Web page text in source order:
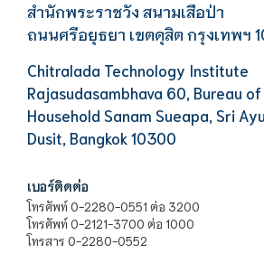
สำนักพระราชวัง สนามเสือป่า
ถนนศรีอยุธยา เขตดุสิต กรุงเทพฯ
Chitralada Technology Institute
Rajasudasambhava 60, Bureau
Household Sanam Sueapa, Sri
Dusit, Bangkok 10300
เบอร์ติดต่อ
โทรศัพท์ 0-2280-0551 ต่อ 3200
โทรศัพท์ 0-2121-3700 ต่อ 1000
โทรสาร 0-2280-0552